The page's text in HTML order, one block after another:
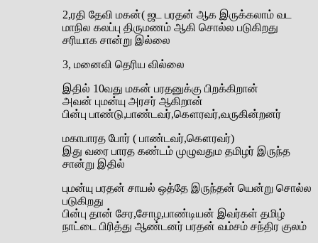
2,ரதி தேவி மகன்( ஜட பரதன் ஆக இருக்கலாம் வட
மாநில கலப்பு திருமணம் ஆகி சொல்ல படுகிறது
சரியாக சான்று இல்லை
3, மனைவி தெரிய வில்லை
இதில் 10வது மகன் பரதனுக்கு பிறக்கிறான்
அவன் புமன்யு அரசர் ஆகிறான்
பின்பு பாண்டு,பாண்டவர்,கௌரவர்,வருகின்றனர்
மகாபாரத போர் ( பாண்டவர்,கௌரவர்)
இது வரை பாரத கண்டம் முழுவதும தமிழர் இருந்த
சான்று இதில்
புமன்யு பரதன் சாயல் ஒத்தே இருந்தன் யென்று சொல்ல
படுகிறது
பின்பு தான் சேர,சோழ,பாண்டியன் இவர்கள் தமிழ்
நாட்டை பிரித்து ஆண்டனர் பரதன் வம்சம் சந்திர குலம்